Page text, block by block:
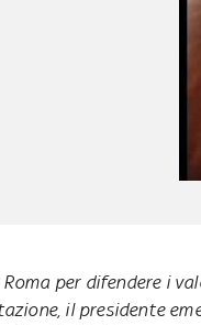
per difendere i
il presidente